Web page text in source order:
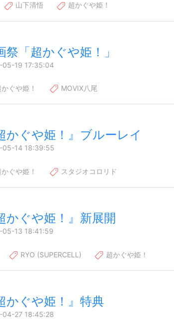
山下清悟 超かぐや姫！
祭「超かぐや姫！」
05-19 17:35:04
かぐや姫！ MOVIX八尾
かぐや姫！』ブルーレイ
05-14 18:39:55
かぐや姫！ スタジオコロリド
かぐや姫！』新展開
05-13 18:41:59
RYO (SUPERCELL) 超かぐや姫！
かぐや姫！』特典
04-27 18:45:28